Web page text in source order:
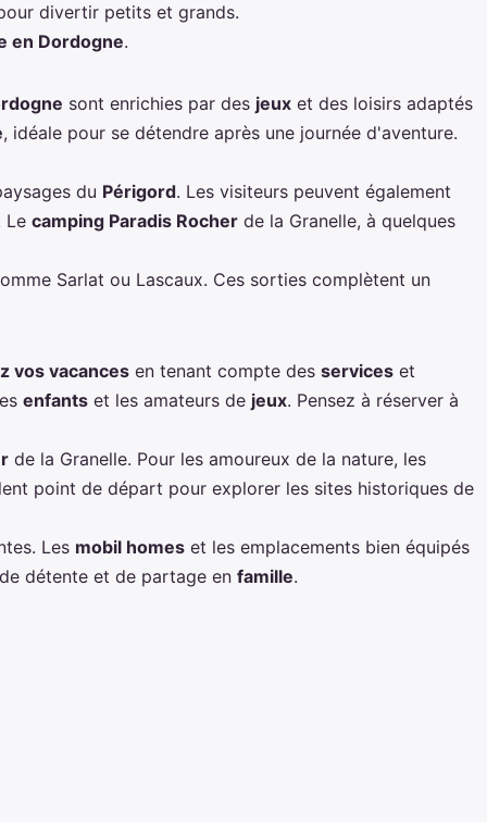
divertir petits et grands.
en Dordogne.
sont enrichies par des jeux et des loisirs adaptés
, idéale pour se détendre après une journée d'aventure.
du Périgord. Les visiteurs peuvent également
Le camping Paradis Rocher de la Granelle, à quelques
Sarlat ou Lascaux. Ces sorties complètent un
vos vacances en tenant compte des services et
enfants et les amateurs de jeux. Pensez à réserver à
de la Granelle. Pour les amoureux de la nature, les
point de départ pour explorer les sites historiques de
Les mobil homes et les emplacements bien équipés
détente et de partage en famille.